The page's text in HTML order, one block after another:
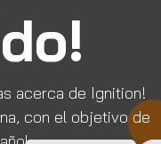
acerca de Ignition!
con el objetivo de